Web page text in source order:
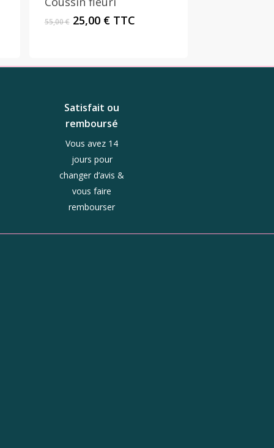
55,00€ Le
25,00 €Le
TTC
Satisfait ou
remboursé
Vous avez 14
jours pour
changer d’avis &
vous faire
rembourser